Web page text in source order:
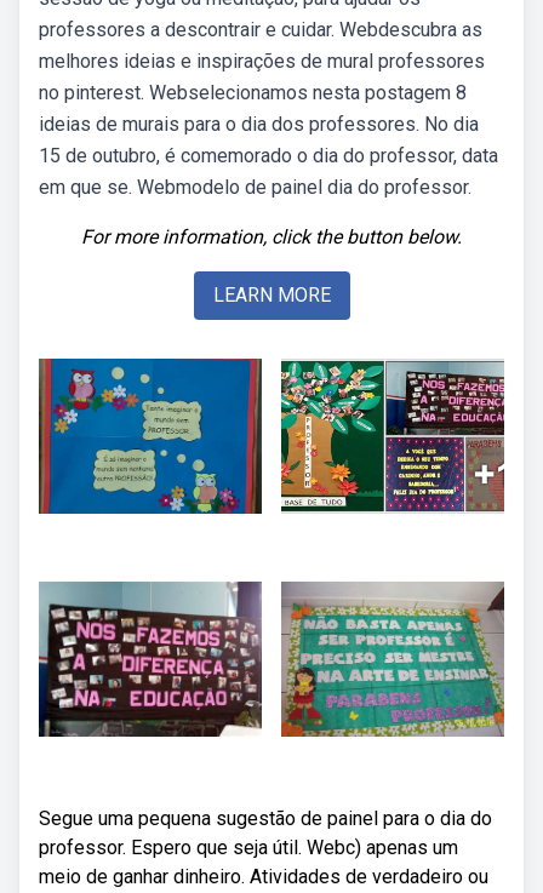
professores a descontrair e cuidar. Webdescubra as
melhores ideias e inspirações de mural professores
no pinterest. Webselecionamos nesta postagem 8
ideias de murais para o dia dos professores. No dia
15 de outubro, é comemorado o dia do professor, data
em que se. Webmodelo de painel dia do professor.
For more information, click the button below.
LEARN MORE
Segue uma pequena sugestão de painel para o dia do
professor. Espero que seja útil. Webc) apenas um
meio de ganhar dinheiro. Atividades de verdadeiro ou